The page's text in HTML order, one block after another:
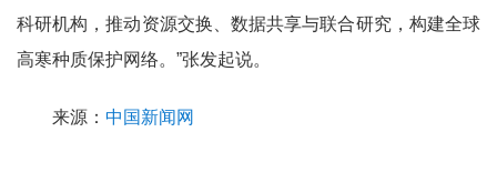
科研机构，推动资源交换、数据共享与联合研究，构建全球
高寒种质保护网络。”张发起说。
来源： 中国新闻网